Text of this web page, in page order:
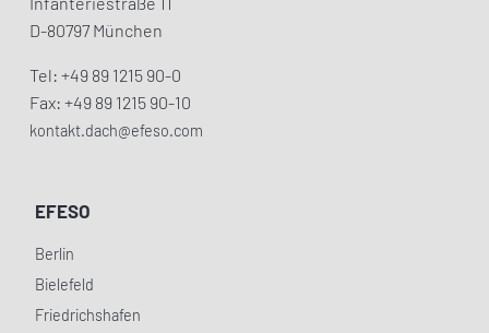
D-80797 München
Tel: +49 89 1215 90-0
Fax: +49 89 1215 90-10
kontakt.dach@efeso.com
EFESO
Berlin
Bielefeld
Friedrichshafen